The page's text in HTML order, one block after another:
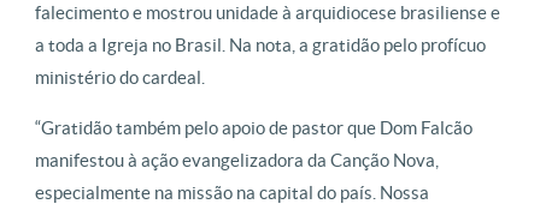
falecimento e mostrou unidade à arquidiocese brasiliense e
a toda a Igreja no Brasil. Na nota, a gratidão pelo profícuo
ministério do cardeal.
“Gratidão também pelo apoio de pastor que Dom Falcão
manifestou à ação evangelizadora da Canção Nova,
especialmente na missão na capital do país. Nossa